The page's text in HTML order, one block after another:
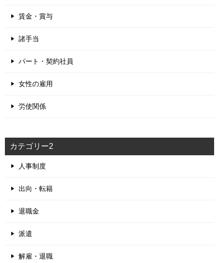
賃金・賞与
諸手当
パート・契約社員
女性の雇用
労使関係
カテゴリー2
人事制度
出向・転籍
退職金
派遣
解雇・退職